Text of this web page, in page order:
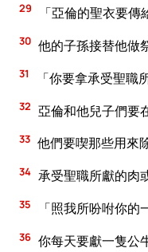
29 「亞倫的聖衣要
30 他的子孫接替他做
31 「你要拿承受聖職
32 亞倫和他兒子們要
33 他們要喫那些用來
34 承受聖職所獻的肉
35 「照我所吩咐你
36 你每天要獻一隻公